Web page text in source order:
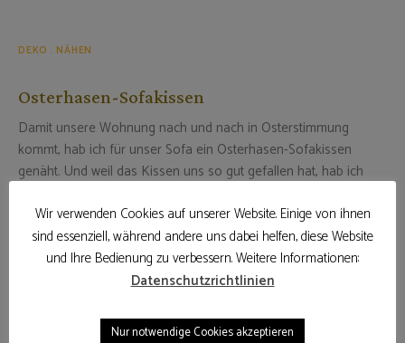
DEKO NÄHEN
Osterhasen-Sofakissen
Damit unsere Wohnung nach und nach in Osterstimmung
kommt, hab ich für unser Sofa ein Osterhasen-Sofakissen
genäht. Und weil das Kissen uns so gut gefallen hat, hab ich
Familie genäht. …
16. März 2013
Wir verwenden Cookies auf unserer Website. Einige von ihnen
sind essenziell, während andere uns dabei helfen, diese Website
und Ihre Bedienung zu verbessern. Weitere Informationen:
Datenschutzrichtlinien
Nur notwendige Cookies akzeptieren